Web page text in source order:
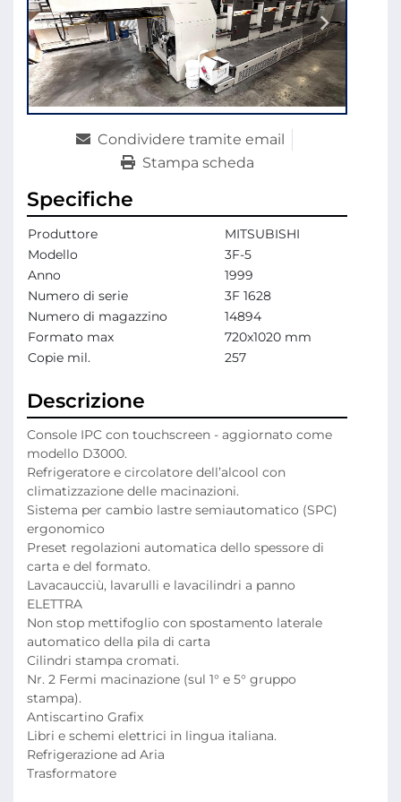
Condividere tramite email
Stampa scheda
Specifiche
Produttore
MITSUBISHI
Modello
3F-5
Anno
1999
Numero di serie
3F 1628
Numero di magazzino
14894
Formato max
720x1020 mm
Copie mil.
257
Descrizione
Console IPC con touchscreen - aggiornato come
modello D3000.
Refrigeratore e circolatore dell’alcool con
climatizzazione delle macinazioni.
Sistema per cambio lastre semiautomatico (SPC)
ergonomico
Preset regolazioni automatica dello spessore di
carta e del formato.
Lavacaucciù, lavarulli e lavacilindri a panno
ELETTRA
Non stop mettifoglio con spostamento laterale
automatico della pila di carta
Cilindri stampa cromati.
Nr. 2 Fermi macinazione (sul 1° e 5° gruppo
stampa).
Antiscartino Grafix
Libri e schemi elettrici in lingua italiana.
Refrigerazione ad Aria
Trasformatore